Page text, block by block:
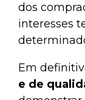
dos
interesses
Em
e de